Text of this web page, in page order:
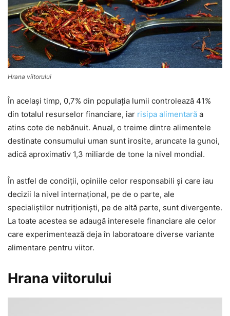
Hrana viitorului
În acelaşi timp, 0,7% din populaţia lumii controlează 41%
din totalul resurselor financiare, iar risipa alimentară a
atins cote de nebănuit. Anual, o treime dintre alimentele
destinate consumului uman sunt irosite, aruncate la gunoi,
adică aproximativ 1,3 miliarde de tone la nivel mondial.
În astfel de condiţii, opiniile celor responsabili şi care iau
decizii la nivel internaţional, pe de o parte, ale
specialiştilor nutriţionişti, pe de altă parte, sunt divergente.
La toate acestea se adaugă interesele financiare ale celor
care experimentează deja în laboratoare diverse variante
alimentare pentru viitor.
Hrana viitorului